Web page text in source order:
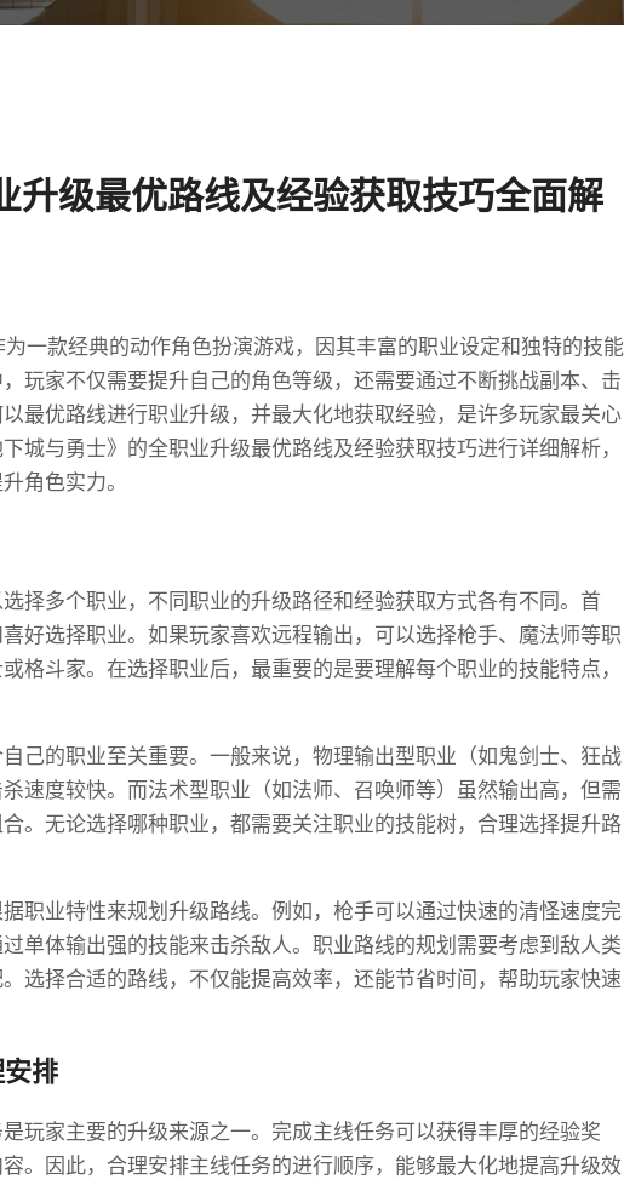
升级最优路线及经验获取技巧全面解
为一款经典的动作角色扮演游戏，因其丰富的职业设定和独特的技能
玩家不仅需要提升自己的角色等级，还需要通过不断挑战副本、击
最优路线进行职业升级，并最大化地获取经验，是许多玩家最关心
城与勇士》的全职业升级最优路线及经验获取技巧进行详细解析，
角色实力。
择多个职业，不同职业的升级路径和经验获取方式各有不同。首
好选择职业。如果玩家喜欢远程输出，可以选择枪手、魔法师等职
格斗家。在选择职业后，最重要的是要理解每个职业的技能特点，
己的职业至关重要。一般来说，物理输出型职业（如鬼剑士、狂战
速度较快。而法术型职业（如法师、召唤师等）虽然输出高，但需
。无论选择哪种职业，都需要关注职业的技能树，合理选择提升路
职业特性来规划升级路线。例如，枪手可以通过快速的清怪速度完
单体输出强的技能来击杀敌人。职业路线的规划需要考虑到敌人类
选择合适的路线，不仅能提高效率，还能节省时间，帮助玩家快速
排
玩家主要的升级来源之一。完成主线任务可以获得丰厚的经验奖
。因此，合理安排主线任务的进行顺序，能够最大化地提高升级效